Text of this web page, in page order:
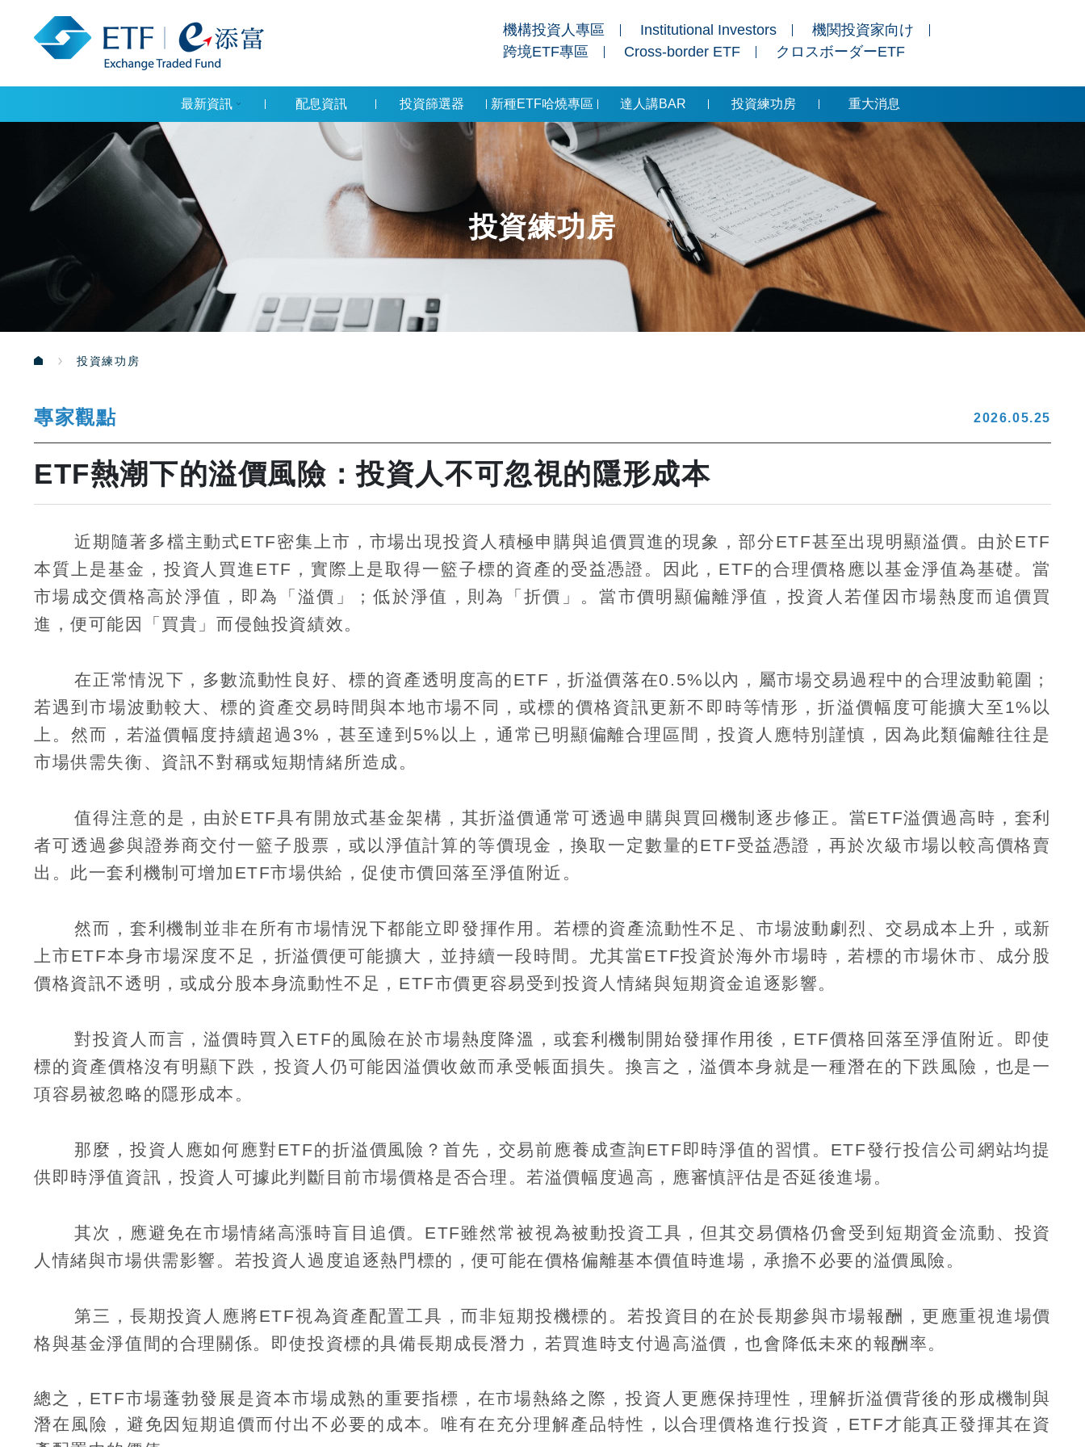
機構投資人專區 Institutional Investors
機関投資家向け
跨境ETF專區
Cross-border ETF クロスボーダーETF
最新資訊 配息資訊 投資篩選器 新種ETF哈燒專區 達人講BAR 投資練功房 重大消息
投資練功房
投資練功房
專家觀點 2026.05.25
ETF熱潮下的溢價風險：投資人不可忽視的隱形成本
近期隨著多檔主動式ETF密集上市，市場出現投資人積極申購與追價買進的現象，部分ETF甚至出現明顯溢價。由於ETF
本質上是基金，投資人買進 ETF ，實際上是取得一籃子標的資產的受益憑證。因此， ETF的合理價格應以基金淨值為基礎。當
市場成交價格高於淨值，即為「溢價」；低於淨值，則為「折價」。當市價明顯偏離淨值，投資人若僅因市場熱度而追價買
進，便可能因「買貴」而侵蝕投資績效。
在正常情況下，多數流動性良好、標的資產透明度高的ETF ，折溢價落在0.5% 以內，屬市場交易過程中的合理波動範圍；
若遇到市場波動較大、標的資產交易時間與本地市場不同，或標的價格資訊更新不即時等情形，折溢價幅度可能擴大至1% 以
上。然而，若溢價幅度持續超過 3% ，甚至達到 5% 以上，通常已明顯偏離合理區間，投資人應特別謹慎，因為此類偏離往往是
市場供需失衡、資訊不對稱或短期情緒所造成。
值得注意的是，由於ETF具有開放式基金架構，其折溢價通常可透過申購與買回機制逐步修正。當ETF溢價過高時，套利
者可透過參與證券商交付一籃子股票，或以淨值計算的等價現金，換取一定數量的ETF受益憑證，再於次級市場以較高價格賣
出。此一套利機制可增加 ETF市場供給，促使市價回落至淨值附近。
然而，套利機制並非在所有市場情況下都能立即發揮作用。若標的資產流動性不足、市場波動劇烈、交易成本上升，或新
上市ETF本身市場深度不足，折溢價便可能擴大，並持續一段時間。尤其當ETF投資於海外市場時，若標的市場休市、成分股
價格資訊不透明，或成分股本身流動性不足， ETF市價更容易受到投資人情緒與短期資金追逐影響。
對投資人而言，溢價時買入 ETF的風險在於市場熱度降溫，或套利機制開始發揮作用後， ETF價格回落至淨值附近。即使
標的資產價格沒有明顯下跌，投資人仍可能因溢價收斂而承受帳面損失。換言之，溢價本身就是一種潛在的下跌風險，也是一
項容易被忽略的隱形成本。
那麼，投資人應如何應對ETF的折溢價風險？首先，交易前應養成查詢ETF即時淨值的習慣。 ETF發行投信公司網站均提
供即時淨值資訊，投資人可據此判斷目前市場價格是否合理。若溢價幅度過高，應審慎評估是否延後進場。
其次，應避免在市場情緒高漲時盲目追價。 ETF雖然常被視為被動投資工具，但其交易價格仍會受到短期資金流動、投資
人情緒與市場供需影響。若投資人過度追逐熱門標的，便可能在價格偏離基本價值時進場，承擔不必要的溢價風險。
第三，長期投資人應將ETF視為資產配置工具，而非短期投機標的。若投資目的在於長期參與市場報酬，更應重視進場價
格與基金淨值間的合理關係。即使投資標的具備長期成長潛力，若買進時支付過高溢價，也會降低未來的報酬率。
總之， ETF市場蓬勃發展是資本市場成熟的重要指標，在市場熱絡之際，投資人更應保持理性，理解折溢價背後的形成機制與
潛在風險，避免因短期追價而付出不必要的成本。唯有在充分理解產品特性，以合理價格進行投資， ETF才能真正發揮其在資